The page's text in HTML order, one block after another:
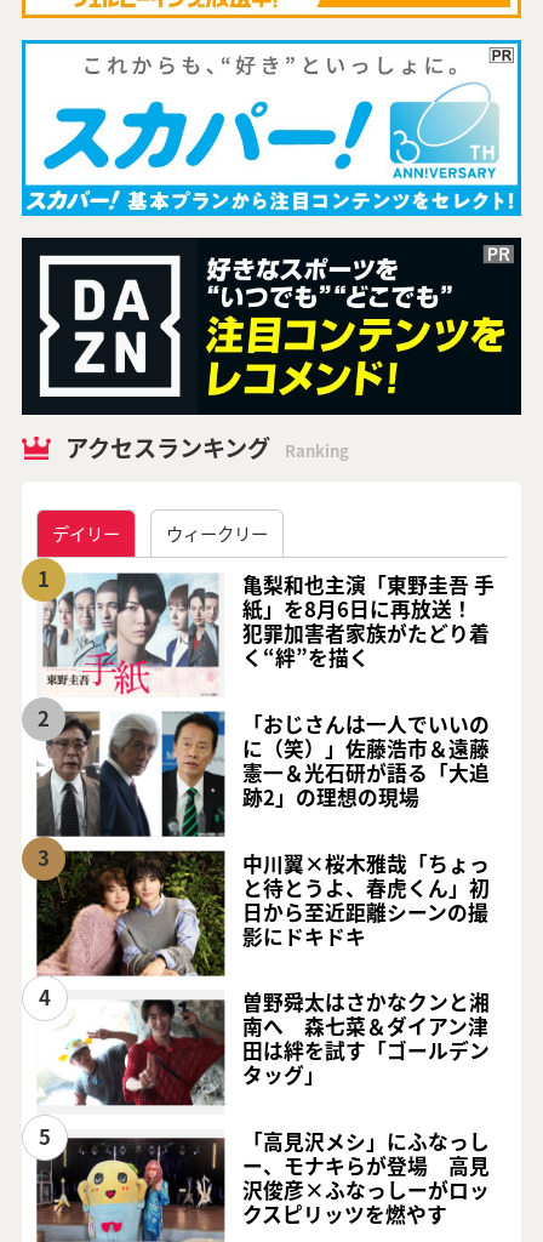
アクセスランキング Ranking
デイリー ウィークリー
1
亀梨和也主演「東野圭吾 手
紙」を8月6日に再放送！
犯罪加害者家族がたどり着
く“絆”を描く
2
「おじさんは一人でいいの
に（笑）」佐藤浩市＆遠藤
憲一＆光石研が語る「大追
跡2」の理想の現場
3
中川翼×桜木雅哉「ちょっ
と待とうよ、春虎くん」初
日から至近距離シーンの撮
影にドキドキ
4
曽野舜太はさかなクンと湘
南へ 森七菜＆ダイアン津
田は絆を試す「ゴールデン
タッグ」
5
「高見沢メシ」にふなっし
ー、モナキらが登場 高見
沢俊彦×ふなっしーがロッ
クスピリッツを燃やす